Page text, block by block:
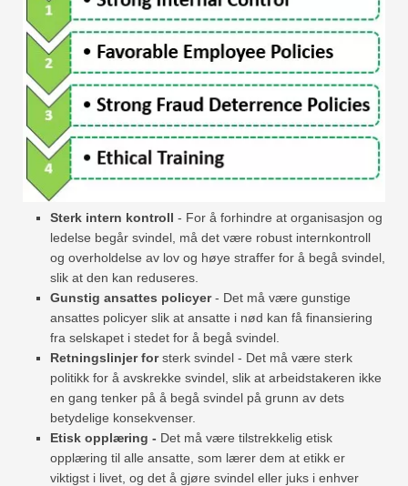
Sterk intern kontroll - For å forhindre at organisasjon og
ledelse begår svindel, må det være robust internkontroll
og overholdelse av lov og høye straffer for å begå svindel,
slik at den kan reduseres.
Gunstig ansattes policyer- Det må være gunstige
ansattes policyer slik at ansatte i nød kan få finansiering
fra selskapet i stedet for å begå svindel.
Retningslinjer forsterk svindel - Det må være sterk
politikk for å avskrekke svindel, slik at arbeidstakeren ikke
en gang tenker på å begå svindel på grunn av dets
betydelige konsekvenser.
Etisk opplæring - Det må være tilstrekkelig etisk
opplæring til alle ansatte, som lærer dem at etikk er
viktigst i livet, og det å gjøre svindel eller juks i enhver